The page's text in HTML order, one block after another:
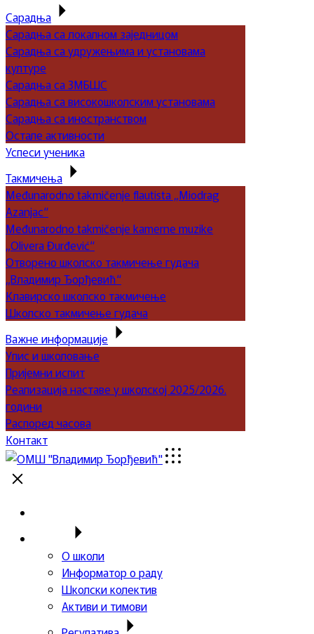
Сарадња
Сарадња са локалном заједницом
Сарадња са удружењима и установама
културе
Сарадња са ЗМБШС
Сарадња са високошколским установама
Сарадња са иностранством
Остале активности
Успеси ученика
Такмичења
Međunarodno takmičenje flautista „Miodrag
Azanjac“
Međunarodno takmičenje kamerne muzike
„Olivera Đurđević“
Отворено школско такмичење гудача
„Владимир Ђорђевић“
Клавирско школско такмичење
Школско такмичење гудача
Важне информације
Упис и школовање
Пријемни испит
Реализација наставе у школској 2025/2026.
години
Распоред часова
Контакт
О школи
Информатор о раду
Школски колектив
Активи и тимови